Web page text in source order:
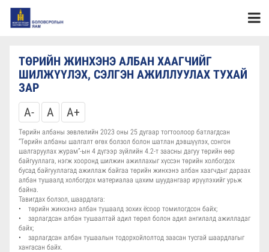
ТӨРИЙН ЖИНХЭНЭ АЛБАН ХААГЧИЙГ
ШИЛЖҮҮЛЭХ, СЭЛГЭН АЖИЛЛУУЛАХ ТУХАЙ
ЗАР
A-
A A+
Төрийн албаны зөвлөлийн 2023 оны 25 дугаар тогтоолоор батлагдсан
“Төрийн албаны шалгалт өгөх болзол болон шатлан дэвшүүлэх, сонгон
шалгаруулах журам”-ын 4 дүгээр зүйлийн 4.2-т заасны дагуу төрийн өөр
байгууллага, нэгж хооронд шилжин ажиллахыг хүссэн төрийн холбогдох
бусад байгууллагад ажиллаж байгаа төрийн жинхэнэ албан хаагчдыг дараах
албан тушаалд холбогдох материалаа цахим шуудангаар ирүүлэхийг урьж
байна.
Тавигдах болзол, шаардлага:
• төрийн жинхэнэ албан тушаалд зохих ёсоор томилогдсон байх;
• зарлагдсан албан тушаалтай адил төрөл болон адил ангилалд ажилладаг
байх;
• зарлагдсан албан тушаалын тодорхойлолтод заасан тусгай шаардлагыг
хангасан байх.